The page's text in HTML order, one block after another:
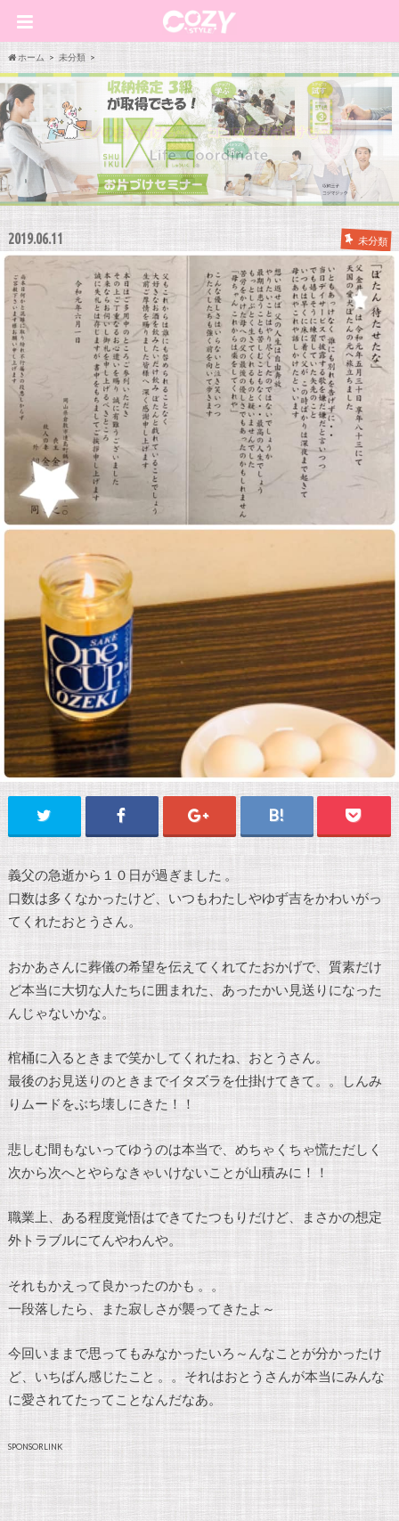
ホーム 未分類
2019.06.11 未分類
義父の急逝から１０日が過ぎました 。
口数は多くなかったけど、いつもわたしやゆず吉をかわいがっ
てくれたおとうさん。
おかあさんに葬儀の希望を伝えてくれてたおかげで、質素だけ
ど本当に大切な人たちに囲まれた、あったかい見送りになった
んじゃないかな。
棺桶に入るときまで笑かしてくれたね、おとうさん。
最後のお見送りのときまでイタズラを仕掛けてきて。。しんみ
りムードをぶち壊しにきた！！
悲しむ間もないってゆうのは本当で、めちゃくちゃ慌ただしく
次から次へとやらなきゃいけないことが山積みに！！
職業上、ある程度覚悟はできてたつもりだけど、まさかの想定
外トラブルにてんやわんや。
それもかえって良かったのかも 。。
一段落したら、また寂しさが襲ってきたよ～
今回いままで思ってもみなかったいろ～んなことが分かったけ
ど、いちばん感じたこと 。。それはおとうさんが本当にみんな
に愛されてたってことなんだなあ。
SPONSORLINK